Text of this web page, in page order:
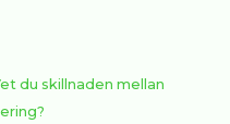
du skillnaden mellan